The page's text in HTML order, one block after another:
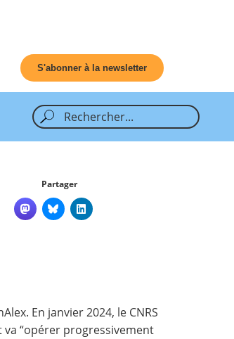
S'abonner à la newsletter
Partager
En janvier 2024, le CNRS
va “opérer progressivement